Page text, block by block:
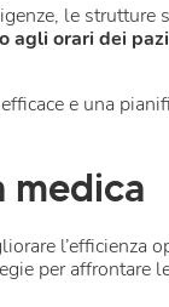
le strutture
agli orari dei
e una
medica
l’efficienza
per affrontare